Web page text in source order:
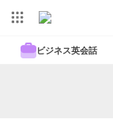
ビジネス英会話